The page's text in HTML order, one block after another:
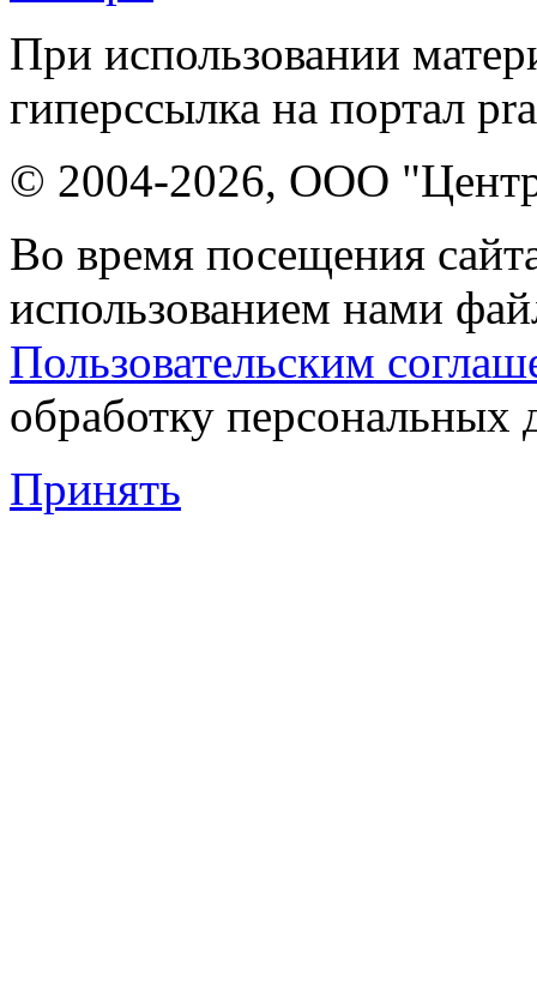
При использовании
гиперссылка на портал
© 2004-2026, ООО "Центр
Во время посещения
использованием нами
Пользовательским
обработку персональных
Принять